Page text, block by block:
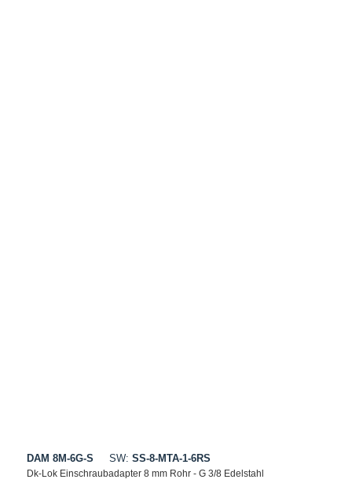
DAM 8M-6G-S SW: SS-8-MTA-1-6RS
Dk-Lok Einschraubadapter 8 mm Rohr - G 3/8 Edelstahl